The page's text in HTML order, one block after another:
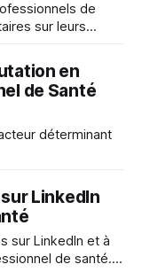
de
sur leurs
en
de Santé
déterminant
LinkedIn
sur LinkedIn et à
de santé.